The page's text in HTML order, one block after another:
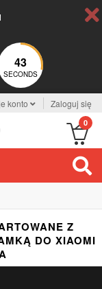
43
SECONDS
konto Zaloguj się
0
Z
DO XIAOMI